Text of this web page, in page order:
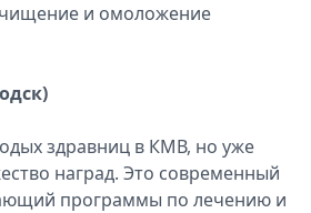
и омоложение
здравниц в КМВ, но уже
наград. Это современный
программы по лечению и